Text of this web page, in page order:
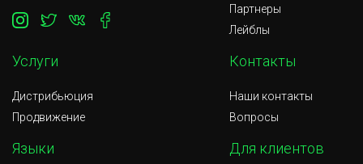
Партнеры
Лейблы
Услуги
Дистрибьюция
Продвижение
Контакты
Наши контакты
Вопросы
Языки Для клиентов